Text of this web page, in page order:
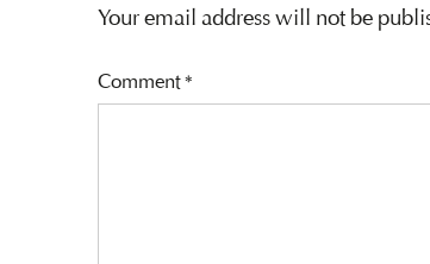
Your email address will not be
Comment*